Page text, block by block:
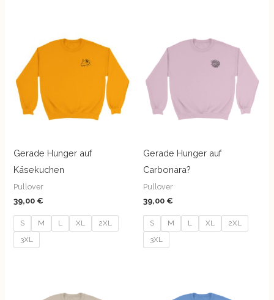
Gerade Hunger auf
Käsekuchen
Pullover
39,00 €
S M L XL
2XL
3XL
Gerade Hunger auf
Carbonara?
Pullover
39,00 €
S M L XL
2XL
3XL